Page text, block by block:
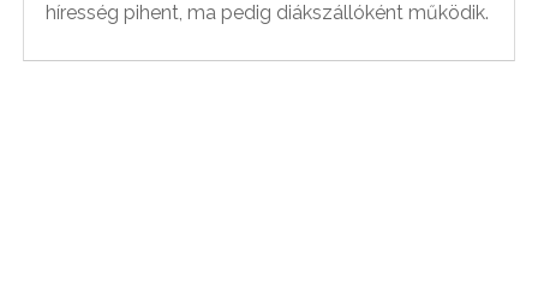
híresség pihent, ma pedig diákszállóként működik.